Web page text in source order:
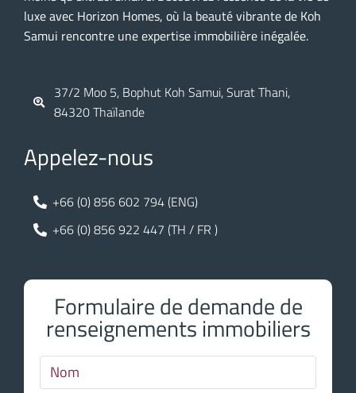
luxe avec Horizon Homes, où la beauté vibrante de Koh
Samui rencontre une expertise immobilière inégalée.
37/2 Moo 5, Bophut Koh Samui, Surat Thani,
84320 Thaïlande
Appelez-nous
+66 (0) 856 602 794 (ENG)
+66 (0) 856 922 447 (TH / FR )
Formulaire de demande de
renseignements immobiliers